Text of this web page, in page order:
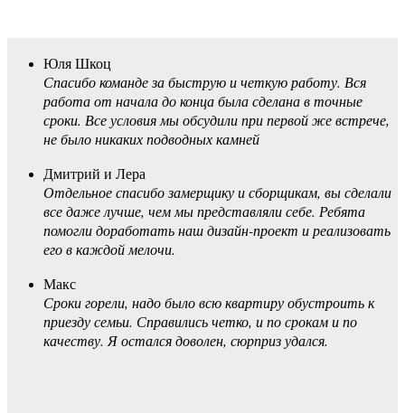
Юля Шкоц
Спасибо команде за быструю и четкую работу. Вся
работа от начала до конца была сделана в точные
сроки. Все условия мы обсудили при первой же встрече,
не было никаких подводных камней
Дмитрий и Лера
Отдельное спасибо замерщику и сборщикам, вы сделали
все даже лучше, чем мы представляли себе. Ребята
помогли доработать наш дизайн-проект и реализовать
его в каждой мелочи.
Макс
Сроки горели, надо было всю квартиру обустроить к
приезду семьи. Справились четко, и по срокам и по
качеству. Я остался доволен, сюрприз удался.